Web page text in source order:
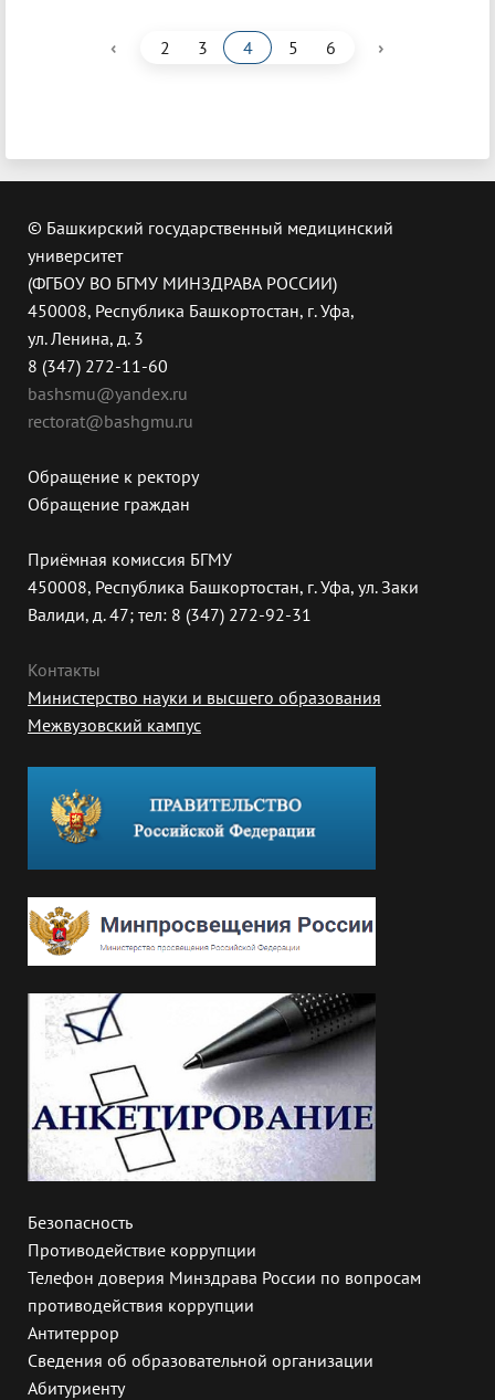
‹ 2 3 4 5 6 ›
© Башкирский государственный медицинский
университет
(ФГБОУ ВО БГМУ МИНЗДРАВА РОССИИ)
450008, Республика Башкортостан, г. Уфа,
ул. Ленина, д. 3
8 (347) 272-11-60
bashsmu@yandex.ru
rectorat@bashgmu.ru
Обращение к ректору
Обращение граждан
Приёмная комиссия БГМУ
450008, Республика Башкортостан, г. Уфа, ул. Заки
Валиди, д. 47; тел: 8 (347) 272-92-31
Контакты
Министерство науки и высшего образования
Межвузовский кампус
Безопасность
Противодействие коррупции
Телефон доверия Минздрава России по вопросам
противодействия коррупции
Антитеррор
Сведения об образовательной организации
Абитуриенту